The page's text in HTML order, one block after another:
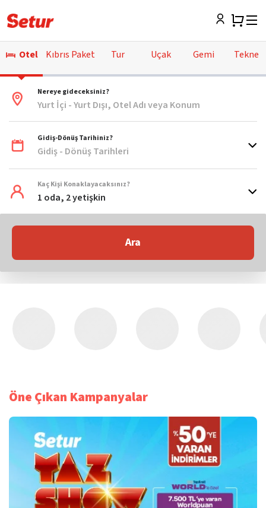
Otel Kıbrıs Paket Tur Uçak Gemi Tekne
Nereye gideceksiniz?
Yurt İçi - Yurt Dışı, Otel Adı veya Konum
Gidiş-Dönüş Tarihiniz?
Gidiş - Dönüş Tarihleri
Kaç Kişi Konaklayacaksınız?
1 oda, 2 yetişkin
Ara
Öne Çıkan Kampanyalar